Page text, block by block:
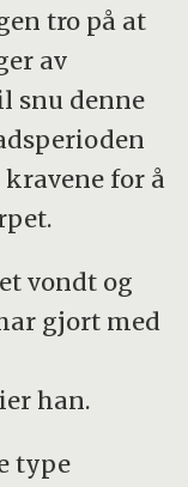
mottatt fra
tro på at
av
snu denne
for å
vondt og
gjort med
han.
type